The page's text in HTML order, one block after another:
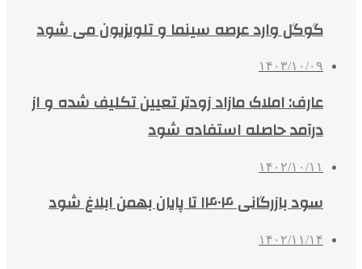
گوگل وارد عرصه سینما و تلویزیون می شود
۱۴۰۳/۱۰/۰۹
عارف: املاک مازاد زودتر تعیین تکلیف شده و از
درآمد حاصله استفاده شود
۱۴۰۲/۱۰/۱۱
سود بازرگانی ۱۴۰۴ تا پایان بهمن ابلاغ شود
۱۴۰۲/۱۱/۱۴